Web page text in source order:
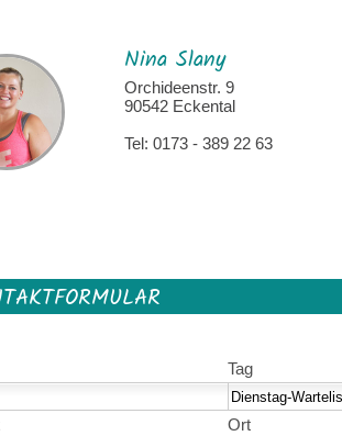
Nina Slany
Orchideenstr. 9
90542 Eckental
Tel: 0173 - 389 22 63
Tag
Ort